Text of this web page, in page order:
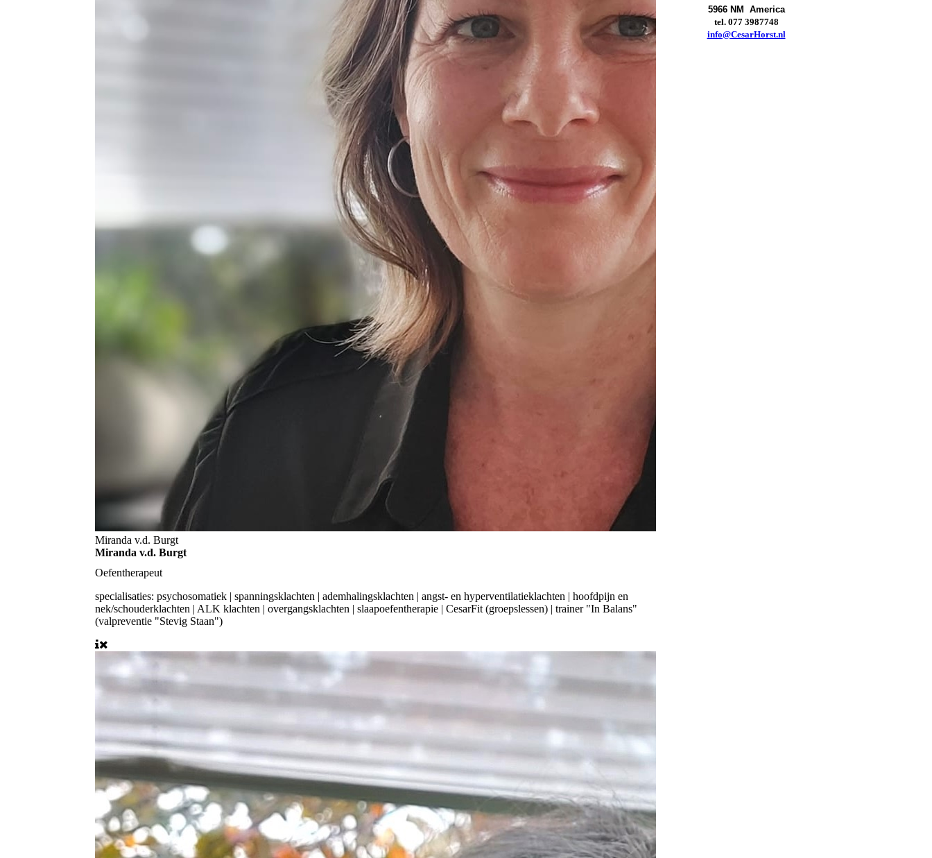
Miranda v.d. Burgt
Miranda v.d. Burgt
Oefentherapeut
specialisaties: psychosomatiek | spanningsklachten | ademhalingsklachten | angst- en hyperventilatieklachten | hoofdpijn en
nek/schouderklachten | ALK klachten | overgangsklachten | slaapoefentherapie | CesarFit (groepslessen) | trainer "In Balans"
(valpreventie "Stevig Staan")
5966 NM America
tel. 077 3987748
info@CesarHorst.nl